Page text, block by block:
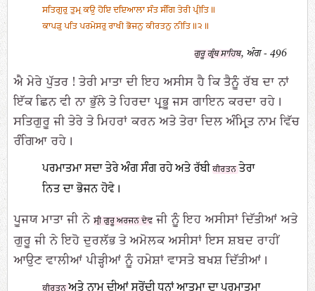
ਸਤਿਗੁਰੁ ਤੁਮ੍ਰ ਕਉ ਹੋਇ ਦਇਆਲਾ ਸੰਤ ਸੰਗਿ ਤੇਰੀ ਪ੍ਰੀਤਿ॥
ਕਾਪੜੁ ਪਤਿ ਪਰਮੇਸਰੁ ਰਾਖੀ ਭੋਜਨੁ ਕੀਰਤਨੁ ਨੀਤਿ॥੨॥
ਗੁਰੂ ਗ੍ਰੰਥ ਸਾਹਿਬ, ਅੰਗ - 496
ਐ ਮੇਰੇ ਪੁੱਤਰ ! ਤੇਰੀ ਮਾਤਾ ਦੀ ਇਹ ਅਸੀਸ ਹੈ ਕਿ ਤੈਨੂੰ ਰੱਬ ਦਾ ਨਾਂ
ਇੱਕ ਛਿਨ ਵੀ ਨਾ ਭੁੱਲੇ ਤੇ ਹਿਰਦਾ ਪ੍ਰਭੂ ਜਸ ਗਾਇਨ ਕਰਦਾ ਰਹੇ।
ਸਤਿਗੁਰੂ ਜੀ ਤੇਰੇ ਤੇ ਮਿਹਰਾਂ ਕਰਨ ਅਤੇ ਤੇਰਾ ਦਿਲ ਅੰਮ੍ਰਿਤ ਨਾਮ ਵਿੱਚ
ਰੰਗਿਆ ਰਹੇ।
ਪਰਮਾਤਮਾ ਸਦਾ ਤੇਰੇ ਅੰਗ ਸੰਗ ਰਹੇ ਅਤੇ ਰੱਬੀਕੀਰਤਨ ਤੇਰਾ
ਨਿਤ ਦਾ ਭੋਜਨ ਹੋਵੇ।
ਪੂਜਯ ਮਾਤਾ ਜੀ ਨੇਸ੍ਰੀ ਗੁਰੂ ਅਰਜਨ ਦੇਵਜੀ ਨੂੰ ਇਹ ਅਸੀਸਾਂ ਦਿੱਤੀਆਂ ਅਤੇ
ਗੁਰੂ ਜੀ ਨੇ ਇਹੋ ਦੁਰਲੱਭ ਤੇ ਅਮੋਲਕ ਅਸੀਸਾਂ ਇਸ ਸ਼ਬਦ ਰਾਹੀਂ
ਆਉਣ ਵਾਲੀਆਂ ਪੀੜ੍ਹੀਆਂ ਨੂੰ ਹਮੇਸ਼ਾਂ ਵਾਸਤੇ ਬਖਸ਼ ਦਿੱਤੀਆਂ।
ਕੀਰਤਨ ਅਤੇ ਨਾਮ ਦੀਆਂ ਸਰੋਂਦੀ ਧੁਨਾਂ ਆਤਮਾ ਦਾ ਪਰਮਾਤਮਾ